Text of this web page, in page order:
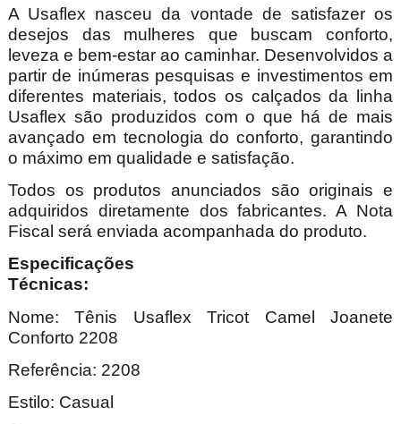
A Usaflex nasceu da vontade de satisfazer os
desejos das mulheres que buscam conforto,
leveza e bem-estar ao caminhar. Desenvolvidos a
partir de inúmeras pesquisas e investimentos em
diferentes materiais, todos os calçados da linha
Usaflex são produzidos com o que há de mais
avançado em tecnologia do conforto, garantindo
o máximo em qualidade e satisfação.
Todos os produtos anunciados são originais e
adquiridos diretamente dos fabricantes. A Nota
Fiscal será enviada acompanhada do produto.
Especificações
Nome: Tênis Usaflex Tricot Camel Joanete
Conforto 2208
Referência: 2208
Estilo: Casual